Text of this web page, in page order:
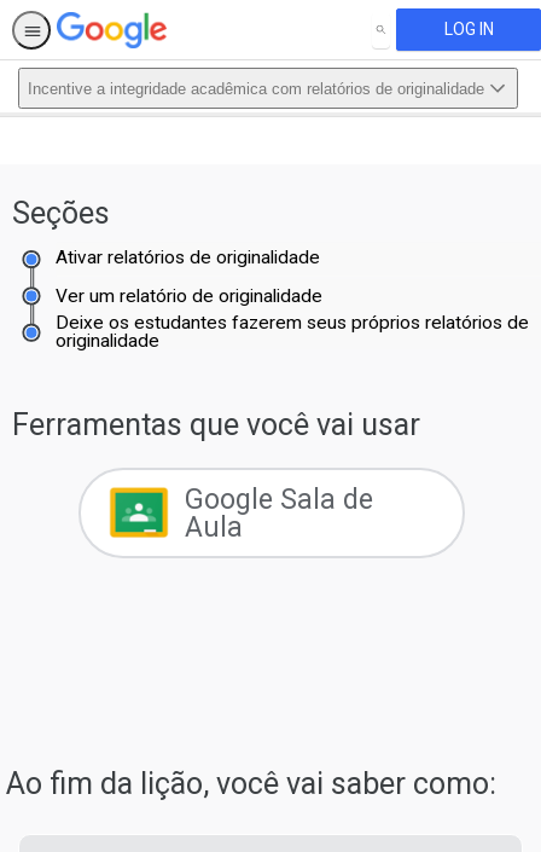
SEARCH LOG IN
Incentive a integridade acadêmica com relatórios de originalidade
Seções
Ativar relatórios de originalidade
Deixe os estudantes fazerem seus próprios relatórios de
originalidade
Ver um relatório de originalidade
Ferramentas que você vai usar
Google Sala de
Aula
Ao fim da lição, você vai saber como: